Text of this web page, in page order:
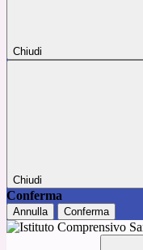
Chiudi
Chiudi
Conferma
Annulla Conferma